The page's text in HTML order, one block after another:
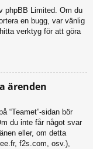
phpBB Limited. Om du
en bugg, var vänlig
verktyg för att göra
ärenden
“Teamet”-sidan bör
du inte får något svar
eller, om detta
f2s.com, osv.),